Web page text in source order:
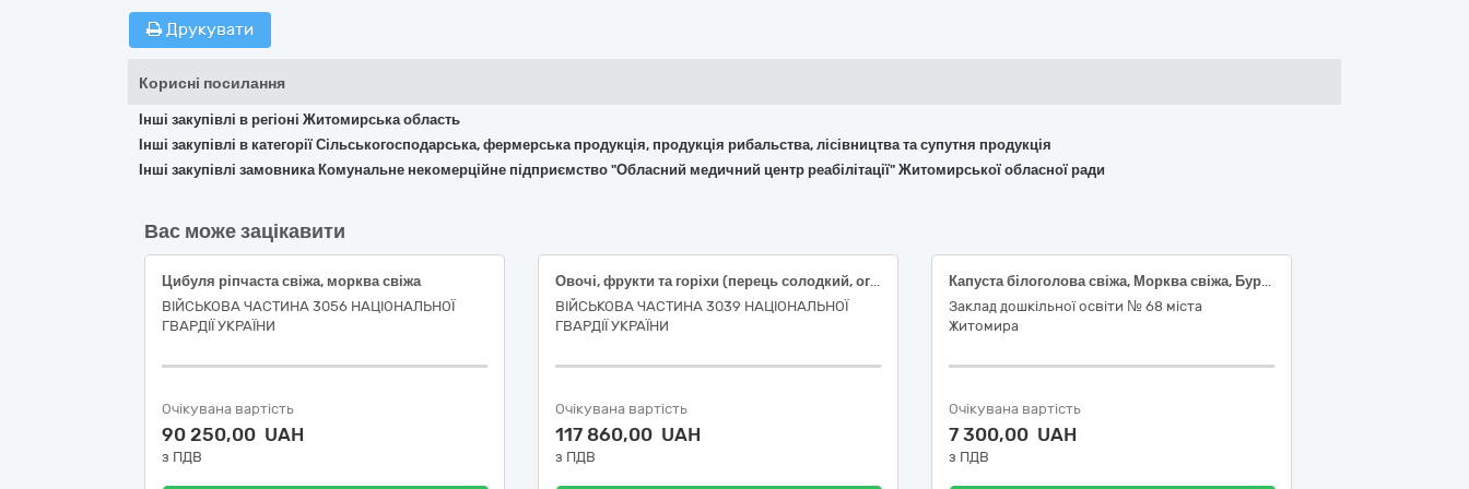
Друкувати
Корисні посилання
Інші закупівлі в регіоні Житомирська область
Інші закупівлі в категорії Сільськогосподарська, фермерська продукція, продукція рибальства, лісівництва та супутня продукція
Інші закупівлі замовника Комунальне некомерційне підприємство "Обласний медичний центр реабілітації" Житомирської обласної ради
Вас може зацікавити
Цибуля ріпчаста свіжа, морква свіжа
ВІЙСЬКОВА ЧАСТИНА 3056 НАЦІОНАЛЬНОЇ
ГВАРДІЇ УКРАЇНИ
Очікувана вартість
90 250,00 UAH
з ПДВ
Овочі, фрукти та горіхи (перець солодкий, огірок свіжий , помідори свіжі, часник свіжий)
ВІЙСЬКОВА ЧАСТИНА 3039 НАЦІОНАЛЬНОЇ
ГВАРДІЇ УКРАЇНИ
Очікувана вартість
117 860,00 UAH
з ПДВ
Капуста білоголова свіжа, Морква свіжа, Буряк столовий, Цибуля ріпчаста свіжа
Заклад дошкільної освіти № 68 міста
Житомира
Очікувана вартість
7 300,00 UAH
з ПДВ